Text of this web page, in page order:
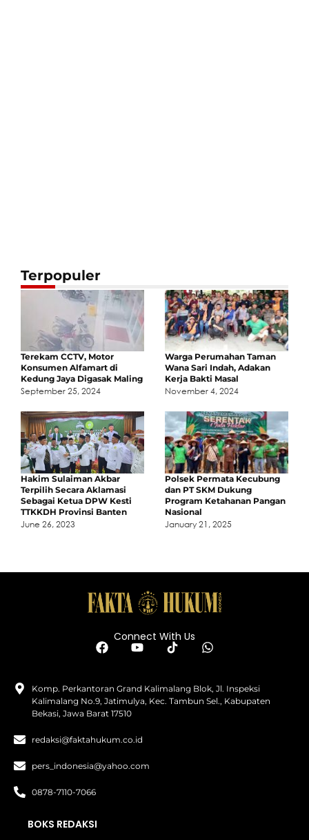
Terpopuler
Terekam CCTV, Motor
Konsumen Alfamart di
Kedung Jaya Digasak Maling
September 25, 2024
Warga Perumahan Taman
Wana Sari Indah, Adakan
Kerja Bakti Masal
November 4, 2024
Hakim Sulaiman Akbar
Terpilih Secara Aklamasi
Sebagai Ketua DPW Kesti
TTKKDH Provinsi Banten
June 26, 2023
Polsek Permata Kecubung
dan PT SKM Dukung
Program Ketahanan Pangan
Nasional
January 21, 2025
Connect With Us
Komp. Perkantoran Grand Kalimalang Blok, Jl. Inspeksi
Kalimalang No.9, Jatimulya, Kec. Tambun Sel., Kabupaten
Bekasi, Jawa Barat 17510
redaksi@faktahukum.co.id
pers_indonesia@yahoo.com
0878-7110-7066
BOKS REDAKSI